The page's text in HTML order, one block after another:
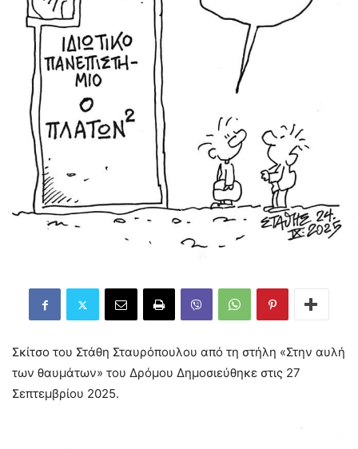
Σκίτσο του Στάθη Σταυρόπουλου από τη στήλη «Στην αυλή
των θαυμάτων» του Δρόμου Δημοσιεύθηκε στις 27
Σεπτεμβρίου 2025.